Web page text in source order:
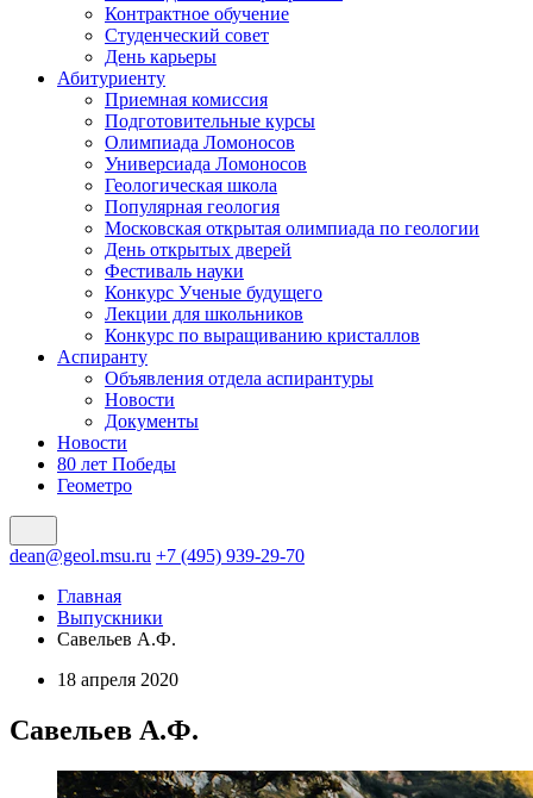
Контрактное обучение
Студенческий совет
День карьеры
Абитуриенту
Приемная комиссия
Подготовительные курсы
Олимпиада Ломоносов
Универсиада Ломоносов
Геологическая школа
Популярная геология
Московская открытая олимпиада по геологии
День открытых дверей
Фестиваль науки
Конкурс Ученые будущего
Лекции для школьников
Конкурс по выращиванию кристаллов
Аспиранту
Объявления отдела аспирантуры
Новости
Документы
Новости
80 лет Победы
Геометро
dean@geol.msu.ru +7 (495) 939-29-70
Главная
Выпускники
Савельев А.Ф.
18 апреля 2020
Савельев А.Ф.